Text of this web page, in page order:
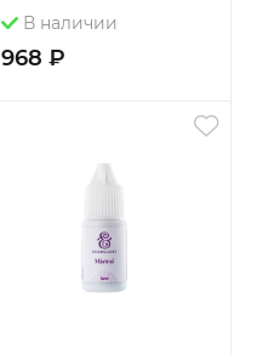
В наличии
968 ₽